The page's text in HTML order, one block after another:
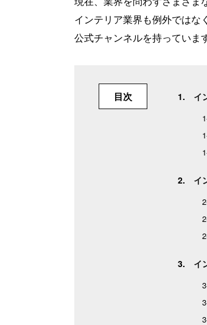
インテリア業界も例外ではな
公式チャンネルを持っています
目次 イ
イ
イ